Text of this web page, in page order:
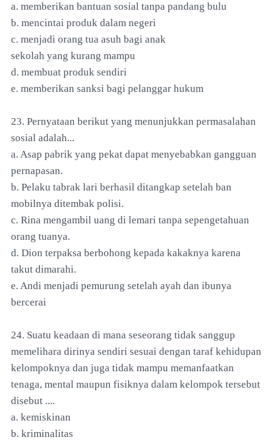
a. memberikan bantuan sosial tanpa pandang bulu
b. mencintai produk dalam negeri
c. menjadi orang tua asuh bagi anak
sekolah yang kurang mampu
d. membuat produk sendiri
e. memberikan sanksi bagi pelanggar hukum
23. Pernyataan berikut yang menunjukkan permasalahan
sosial adalah...
a. Asap pabrik yang pekat dapat menyebabkan gangguan
pernapasan.
b. Pelaku tabrak lari berhasil ditangkap setelah ban
mobilnya ditembak polisi.
c. Rina mengambil uang di lemari tanpa sepengetahuan
orang tuanya.
d. Dion terpaksa berbohong kepada kakaknya karena
takut dimarahi.
e. Andi menjadi pemurung setelah ayah dan ibunya
bercerai
24. Suatu keadaan di mana seseorang tidak sanggup
memelihara dirinya sendiri sesuai dengan taraf kehidupan
kelompoknya dan juga tidak mampu memanfaatkan
tenaga, mental maupun fisiknya dalam kelompok tersebut
disebut ....
a. kemiskinan
b. kriminalitas